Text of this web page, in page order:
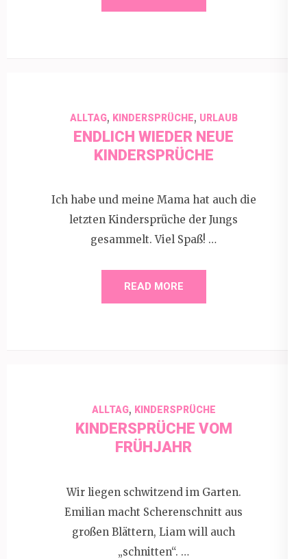
ALLTAG, KINDERSPRÜCHE, URLAUB
ENDLICH WIEDER NEUE
KINDERSPRÜCHE
Ich habe und meine Mama hat auch die
letzten Kindersprüche der Jungs
gesammelt. Viel Spaß! …
READ MORE
ALLTAG, KINDERSPRÜCHE
KINDERSPRÜCHE VOM
FRÜHJAHR
Wir liegen schwitzend im Garten.
Emilian macht Scherenschnitt aus
großen Blättern, Liam will auch
„schnitten“. …